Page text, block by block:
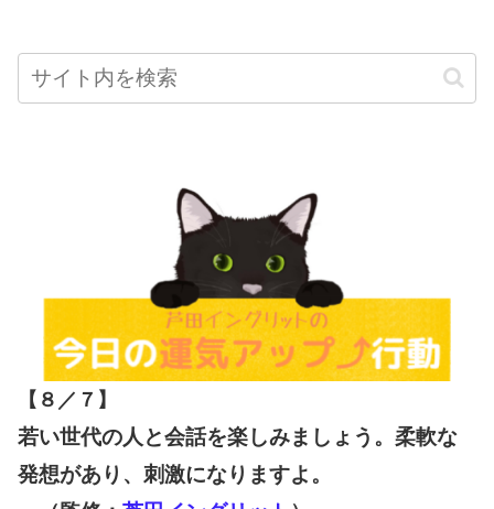
【８／７ 】
若い世代の人と会話を楽しみましょう。柔軟な
発想があり、刺激になりますよ。